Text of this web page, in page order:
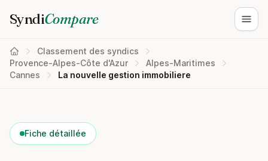
SyndiCompare
Classement des syndics
Provence-Alpes-Côte d'Azur
Alpes-Maritimes
Cannes
La nouvelle gestion immobiliere
Fiche détaillée